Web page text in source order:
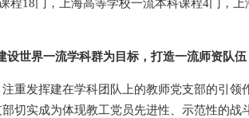
程18门，上海高等学校一流本科课程4门，
设世界一流学科群为目标，打造一流师资队伍
重发挥建在学科团队上的教师党支部的引领
切实成为体现教工党员先进性、示范性的战